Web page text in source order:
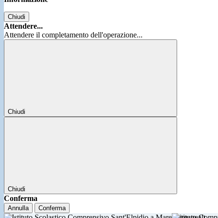
Chiudi
Attendere...
Attendere il completamento dell'operazione...
Chiudi
Chiudi
Conferma
Annulla Conferma